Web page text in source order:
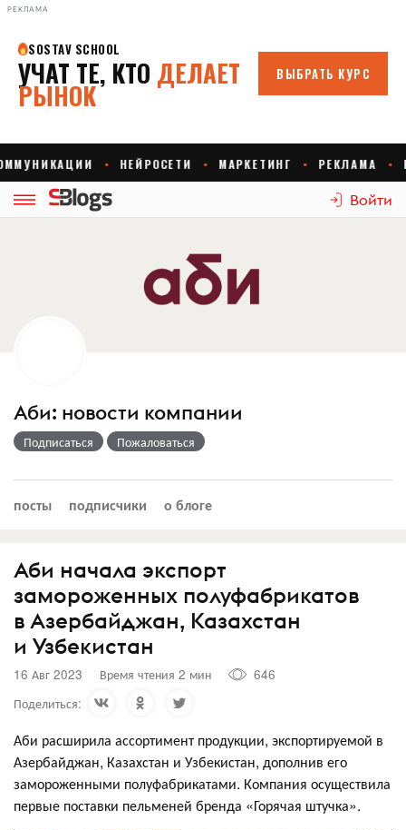
РЕКЛАМА
Войти
Аби: новости компании
Подписаться Пожаловаться
посты подписчики о блоге
Аби начала экспорт
замороженных полуфабрикатов
в Азербайджан, Казахстан
и Узбекистан
16 Авг 2023 Время чтения 2 мин
646
Поделиться:
Аби расширила ассортимент продукции, экспортируемой в
Азербайджан, Казахстан и Узбекистан, дополнив его
замороженными полуфабрикатами. Компания осуществила
первые поставки пельменей бренда «Горячая штучка».